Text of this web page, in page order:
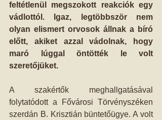
feltétlenül megszokott reakciók egy
vádlottól. Igaz, legtöbbször nem
olyan elismert orvosok állnak a bíró
előtt, akiket azzal vádolnak, hogy
maró lúggal öntötték le volt
szeretőjüket.
A szakértők meghallgatásával
folytatódott a Fővárosi Törvényszéken
szerdán B. Krisztián büntetőügye. A volt